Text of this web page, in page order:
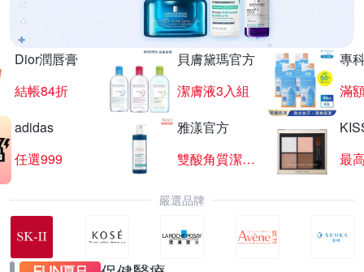
Dior潤唇膏
結帳84折
貝膚黛瑪官方
潔膚液3入組
專
滿
adidas
任選999
雅漾官方
雙酸角質潔膚露
最
嚴選品牌